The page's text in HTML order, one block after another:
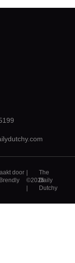
door
Brendly
©2026
The
Daily
Dutchy